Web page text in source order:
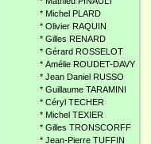
* Michel PLARD
* Olivier RAQUIN
* Gilles RENARD
* Gérard ROSSELOT
* Amélie ROUDET-DAVY
* Jean Daniel RUSSO
* Guillaume TARAMINI
* Céryl TECHER
* Michel TEXIER
* Gilles TRONSCORFF
* Jean-Pierre TUFFIN